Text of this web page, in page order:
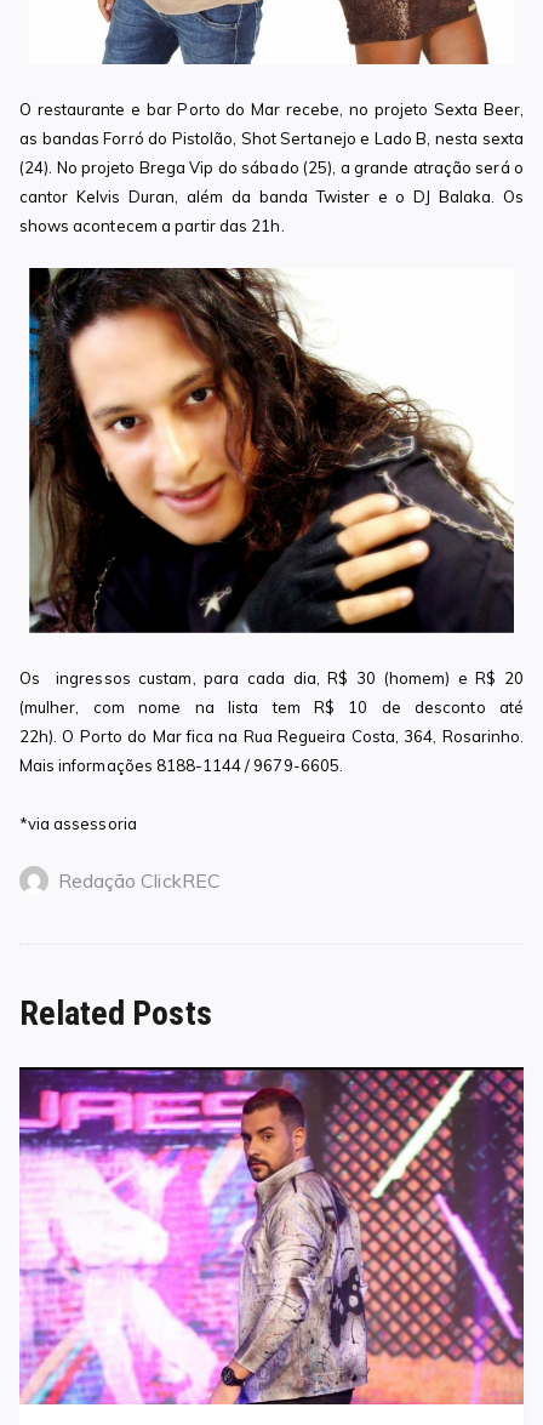
O restaurante e bar Porto do Mar recebe, no projeto Sexta Beer,
as bandas Forró do Pistolão, Shot Sertanejo e Lado B, nesta sexta
(24). No projeto Brega Vip do sábado (25), a grande atração será o
cantor Kelvis Duran, além da banda Twister e o DJ Balaka. Os
shows acontecem a partir das 21h.
Os ingressos custam, para cada dia, R$ 30 (homem) e R$ 20
(mulher, com nome na lista tem R$ 10 de desconto até
22h). O Porto do Mar fica na Rua Regueira Costa, 364, Rosarinho.
Mais informações 8188-1144 / 9679-6605.
*via assessoria
Redação ClickREC
Related Posts